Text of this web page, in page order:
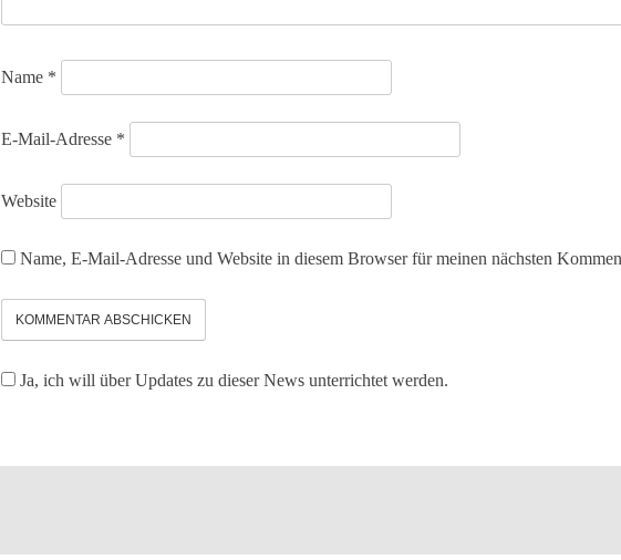
Name *
E-Mail-Adresse *
Website
Name, E-Mail-Adresse und Website in diesem Browser für meinen nächsten
Ja, ich will über Updates zu dieser News unterrichtet werden.